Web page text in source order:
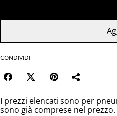
CONDIVIDI
I prezzi elencati sono per
sono già comprese nel prezzo.